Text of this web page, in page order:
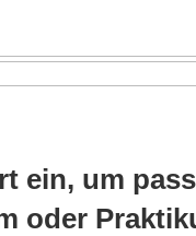
ein, um
oder